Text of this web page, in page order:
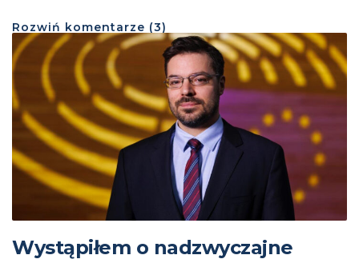
Rozwiń komentarze (3)
Wystąpiłem o nadzwyczajne